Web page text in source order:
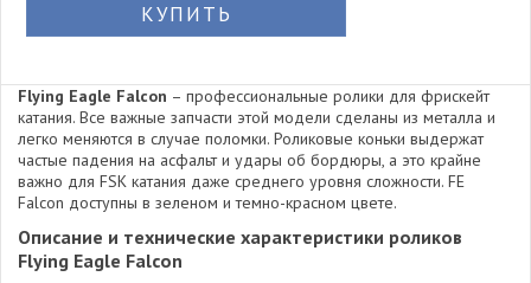
КУПИТЬ
Flying Eagle Falcon – профессиональные ролики для фрискейт
катания. Все важные запчасти этой модели сделаны из металла и
легко меняются в случае поломки. Роликовые коньки выдержат
частые падения на асфальт и удары об бордюры, а это крайне
важно для FSK катания даже среднего уровня сложности. FE
Falcon доступны в зеленом и темно-красном цвете.
Описание и технические характеристики роликов
Flying Eagle Falcon